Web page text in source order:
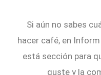
Si aún no sabes
hacer café, en
está sección para
guste y la